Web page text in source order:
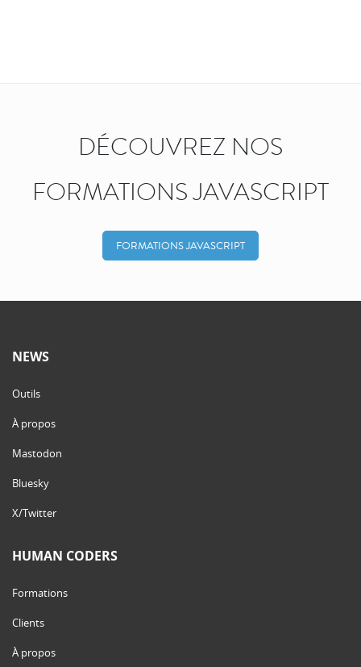
DÉCOUVREZ NOS
FORMATIONS JAVASCRIPT
FORMATIONS JAVASCRIPT
NEWS
Outils
À propos
Mastodon
Bluesky
X/Twitter
HUMAN CODERS
Formations
Clients
À propos